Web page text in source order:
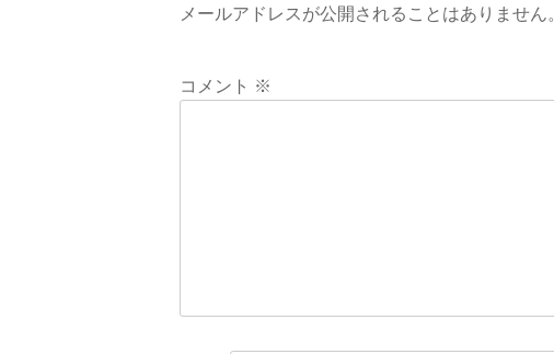
ー
メールアドレスが公開されることはありません。
コメント ※